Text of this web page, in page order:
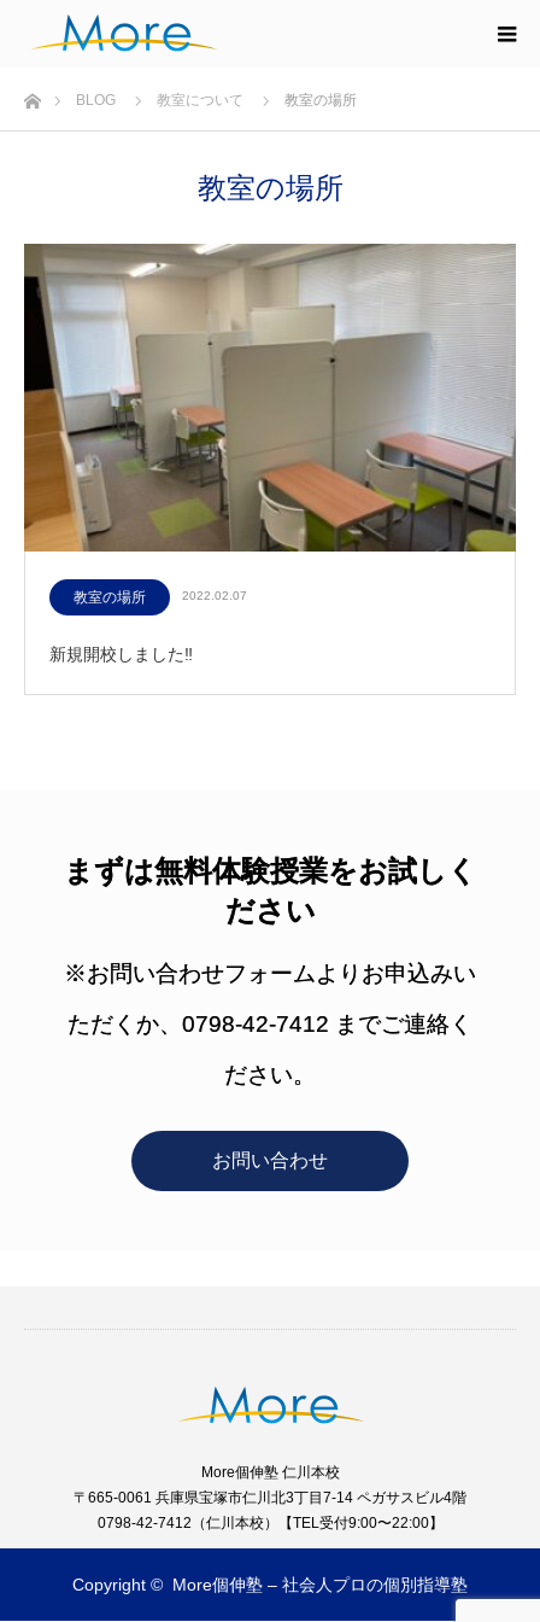
ホームBLOG 教室について 教室の場所
教室の場所
教室の場所 2022.02.07
新規開校しました‼
まずは無料体験授業をお試しく
ださい
※お問い合わせフォームよりお申込みい
ただくか、0798-42-7412 までご連絡く
ださい。
お問い合わせ
More個伸塾 仁川本校
〒665-0061 兵庫県宝塚市仁川北3丁目7-14 ペガサスビル4階
0798-42-7412（仁川本校）【TEL受付9:00〜22:00】
Copyright © More個伸塾 – 社会人プロの個別指導塾